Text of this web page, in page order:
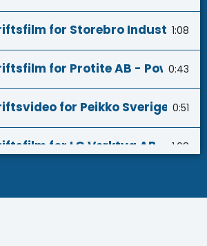
for Storebro Industrier
1:08
for Protite AB - Powered
0:43
for Peikko Sverige AB
0:51
for LG Verktyg AB - 1:08